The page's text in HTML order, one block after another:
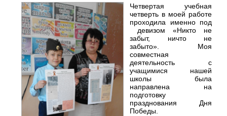
Четвертая учебная
четверть в моей работе
проходила именно под
девизом «Никто не
забыт, ничто не
забыто». Моя
совместная
деятельность с
учащимися нашей
школы была
направлена на
подготовку
празднования Дня
Победы.